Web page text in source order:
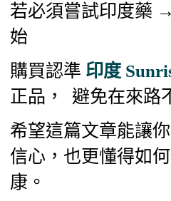
若必須嘗試印度藥
始
購買認準 印度
正品， 避免在來路
希望這篇文章能讓
信心，也更懂得如
康。